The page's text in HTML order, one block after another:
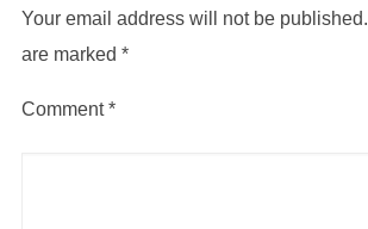
Your email address will not be published.
are marked *
Comment*